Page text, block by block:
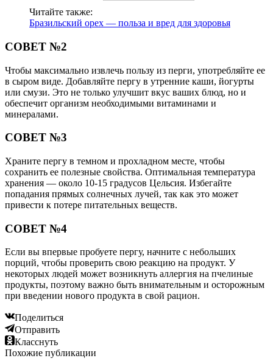
Читайте также:
Бразильский орех — польза и вред для здоровья
СОВЕТ №2
Чтобы максимально извлечь пользу из перги, употребляйте ее
в сыром виде. Добавляйте пергу в утренние каши, йогурты
или смузи. Это не только улучшит вкус ваших блюд, но и
обеспечит организм необходимыми витаминами и
минералами.
СОВЕТ №3
Храните пергу в темном и прохладном месте, чтобы
сохранить ее полезные свойства. Оптимальная температура
хранения — около 10-15 градусов Цельсия. Избегайте
попадания прямых солнечных лучей, так как это может
привести к потере питательных веществ.
СОВЕТ №4
Если вы впервые пробуете пергу, начните с небольших
порций, чтобы проверить свою реакцию на продукт. У
некоторых людей может возникнуть аллергия на пчелиные
продукты, поэтому важно быть внимательным и осторожным
при введении нового продукта в свой рацион.
Поделиться
Отправить
Класснуть
Похожие публикации